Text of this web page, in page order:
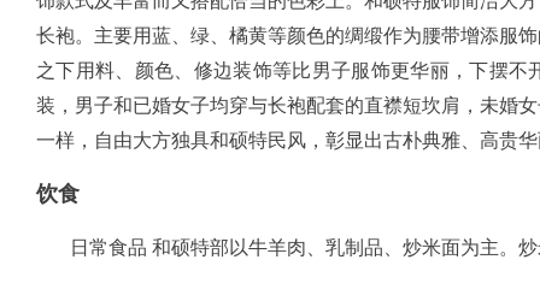
长袍。主要用蓝、绿、橘黄等颜色的绸缎作为腰带增添服
之下用料、颜色、修边装饰等比男子服饰更华丽，下摆
装，男子和已婚女子均穿与长袍配套的直襟短坎肩，未婚
一样，自由大方独具和硕特民风，彰显出古朴典雅、高贵
饮食
日常食品 和硕特部以牛羊肉、乳制品、炒米面为主。